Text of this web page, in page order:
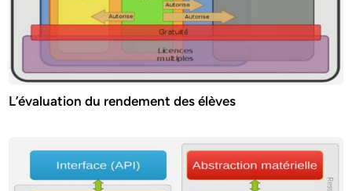
L’évaluation du rendement des élèves